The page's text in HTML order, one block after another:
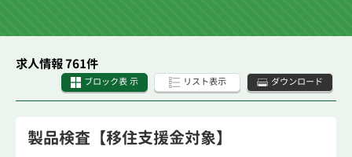
求人情報 761件
ブロック表 示 リスト表示 ダウンロード
製品検査【移住支援金対象】